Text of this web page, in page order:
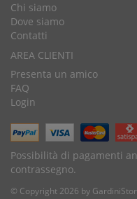
Chi siamo
Dove siamo
Contatti
AREA CLIENTI
Presenta un amico
FAQ
Login
Possibilità di pagamenti
contrassegno.
© Copyright 2026 by